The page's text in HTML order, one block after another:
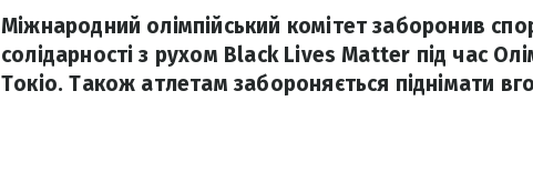
Міжнародний олімпійський комітет заборонив
солідарності з рухом Black Lives Matter під час
Токіо. Також атлетам забороняється піднімати